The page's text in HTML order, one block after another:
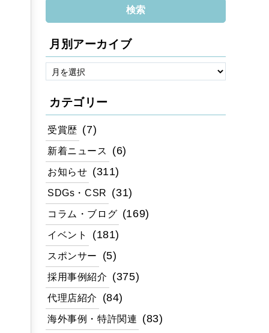
月別アーカイブ
カテゴリー
受賞歴 (7)
新着ニュース (6)
お知らせ (311)
SDGs・CSR (31)
コラム・ブログ (169)
イベント (181)
スポンサー (5)
採用事例紹介 (375)
代理店紹介 (84)
海外事例・特許関連 (83)